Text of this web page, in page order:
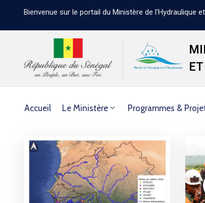
Bienvenue sur le portail du Ministère de l'Hydraulique
Accueil Le Ministère Programmes &